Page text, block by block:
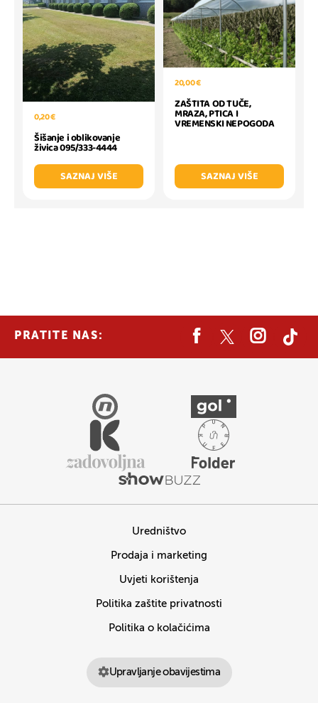
0,20 €
Šišanje i oblikovanje
živica 095/333-4444
SAZNAJ VIŠE
20,00 €
ZAŠTITA OD TUČE,
MRAZA, PTICA I
VREMENSKI NEPOGODA
SAZNAJ VIŠE
PRATITE NAS:
Uredništvo
Prodaja i marketing
Uvjeti korištenja
Politika zaštite privatnosti
Politika o kolačićima
Upravljanje obavijestima